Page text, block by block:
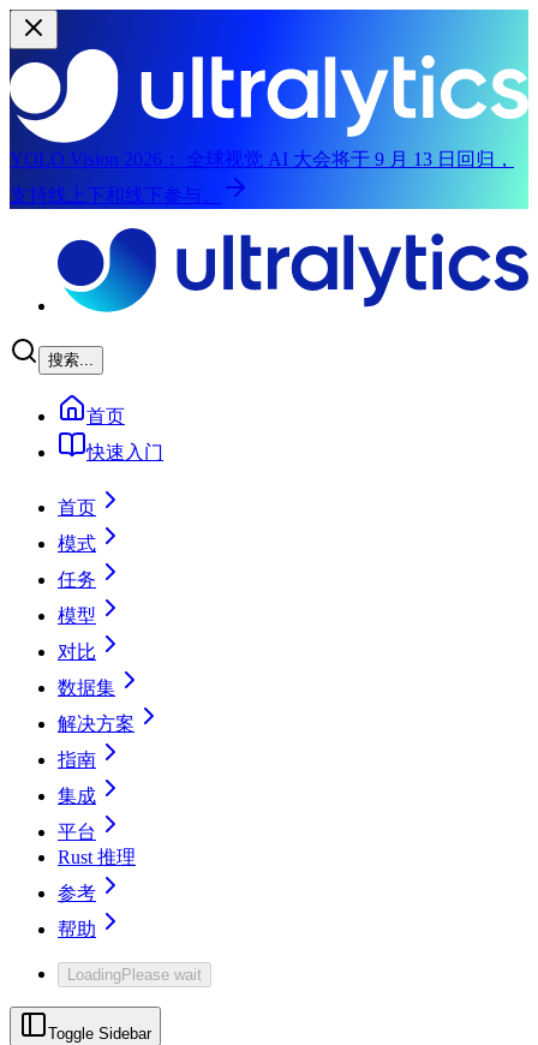
YOLO Vision 2026：
全球视觉 AI 大会将于 9 月 13 日回归，
支持线上下和线下参与。
搜索...
首页
快速入门
首页
模式
任务
模型
对比
数据集
解决方案
指南
集成
平台
Rust 推理
参考
帮助
LoadingPlease wait
Toggle Sidebar